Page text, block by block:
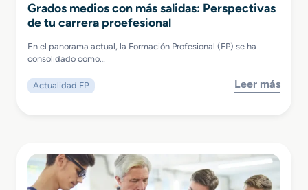
Grados medios con más salidas: Perspectivas
de tu carrera proefesional
En el panorama actual, la Formación Profesional (FP) se ha
consolidado como…
Actualidad FP Leer más